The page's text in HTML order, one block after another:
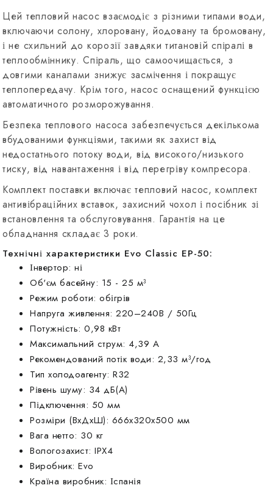
Цей тепловий насос взаємодіє з різними типами води,
включаючи солону, хлоровану, йодовану та бромовану,
і не схильний до корозії завдяки титановій спіралі в
теплообміннику. Спіраль, що самоочищається, з
довгими каналами знижує засмічення і покращує
теплопередачу. Крім того, насос оснащений функцією
автоматичного розморожування.
Безпека теплового насоса забезпечується декількома
вбудованими функціями, такими як захист від
недостатнього потоку води, від високого/низького
тиску, від навантаження і від перегріву компресора.
Комплект поставки включає тепловий насос, комплект
антивібраційних вставок, захисний чохол і посібник зі
встановлення та обслуговування. Гарантія на це
обладнання складає 3 роки.
Технічні характеристики Evo Classic EP-50:
Інвертор: ні
Об'єм басейну: 15 - 25 м³
Режим роботи: обігрів
Напруга живлення: 220–240В / 50Гц
Потужність: 0,98 кВт
Максимальний струм: 4,39 А
Рекомендований потік води: 2,33 м³/год
Тип холодоагенту: R32
Рівень шуму: 34 дБ(А)
Підключення: 50 мм
Розміри (ВхДхШ): 666х320х500 мм
Вага нетто: 30 кг
Вологозахист: IPX4
Виробник: Evo
Країна виробник: Іспанія